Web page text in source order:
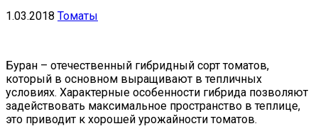
1.03.2018 Томаты
Буран – отечественный гибридный сорт томатов,
который в основном выращивают в тепличных
условиях. Характерные особенности гибрида позволяют
задействовать максимальное пространство в теплице,
это приводит к хорошей урожайности томатов.